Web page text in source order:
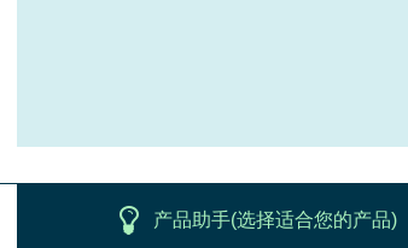
产品助手(选择适合您的产品)